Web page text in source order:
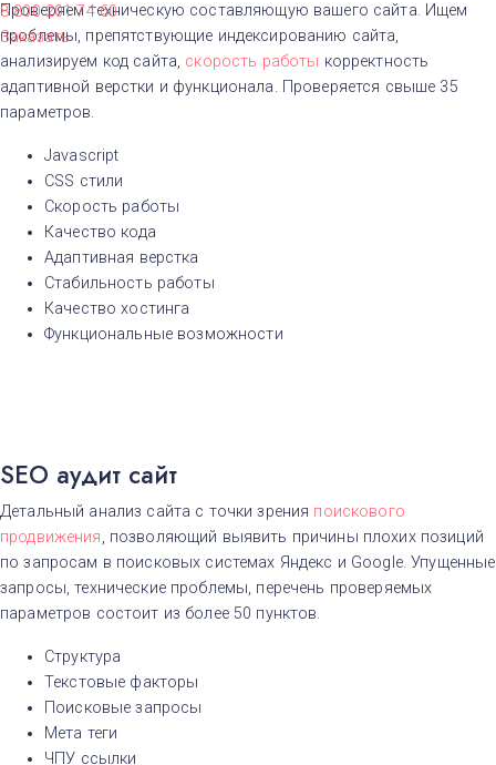
8 800 201 74 60
Заказать
Проверяем техническую составляющую вашего сайта. Ищем
проблемы, препятствующие индексированию сайта,
анализируем код сайта, скорость работы корректность
адаптивной верстки и функционала. Проверяется свыше 35
параметров.
Javascript
CSS стили
Скорость работы
Качество кода
Адаптивная верстка
Стабильность работы
Качество хостинга
Функциональные возможности
SEO аудит сайт
Детальный анализ сайта с точки зрения поискового
продвижения, позволяющий выявить причины плохих позиций
по запросам в поисковых системах Яндекс и Google. Упущенные
запросы, технические проблемы, перечень проверяемых
параметров состоит из более 50 пунктов.
Структура
Текстовые факторы
Поисковые запросы
Мета теги
ЧПУ ссылки
А
Архангельск
В
Воронеж